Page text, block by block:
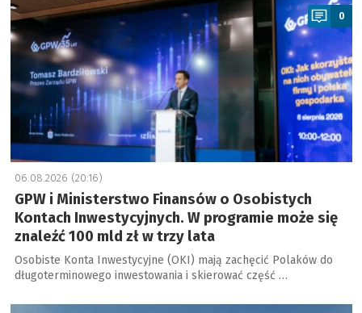
0
06.08.2026 (20:16)
GPW i Ministerstwo Finansów o Osobistych
Kontach Inwestycyjnych. W programie może się
znaleźć 100 mld zł w trzy lata
Osobiste Konta Inwestycyjne (OKI) mają zachęcić Polaków do
długoterminowego inwestowania i skierować część …
a